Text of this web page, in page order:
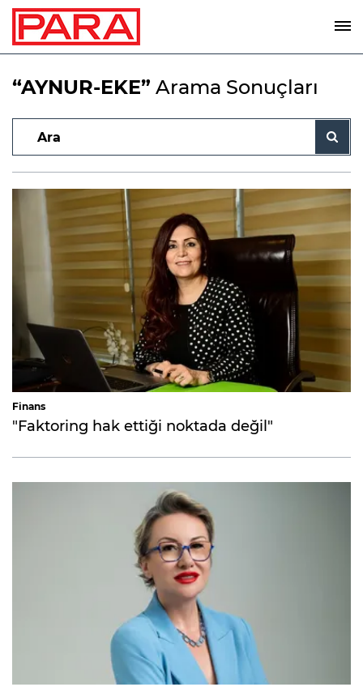
“AYNUR-EKE” Arama Sonuçları
Finans
"Faktoring hak ettiği noktada değil"